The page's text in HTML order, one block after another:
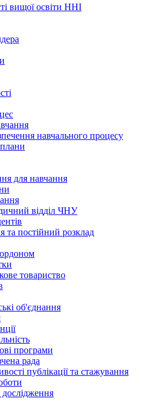
вищої освіти ННІ
навчального процесу
для навчання
відділ ЧНУ
та постійний розклад
товариство
об'єднання
програми
рада
публікації та стажування